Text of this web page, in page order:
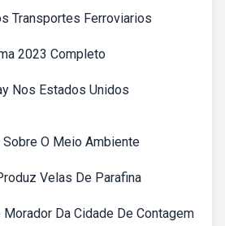
Transportes Ferroviarios
2023 Completo
Nos Estados Unidos
Sobre O Meio Ambiente
Velas De Parafina
Morador Da Cidade De Contagem